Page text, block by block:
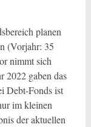
planen
(Vorjahr: 35
nimmt sich
2022 gaben das
Debt-Fonds ist
im kleinen
der aktuellen